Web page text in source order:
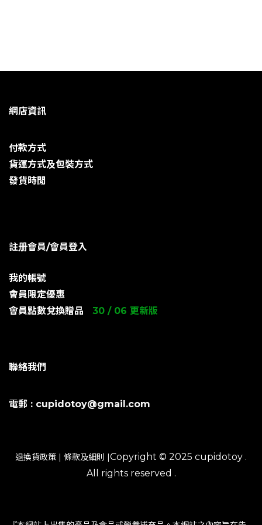
網店資訊
付款方式
貨運方式及包裝方式
發貨時閒
註册會員/會員登入
我的帳號
會員限定優惠
會員點數兌換贈品
30 / 06 更新版
聯絡我們
電郵 : cupidotoy@gmail.com
退換貨政策 | 條款及細則 |Copyright © 2025 cupidotoy .
All rights reserved .